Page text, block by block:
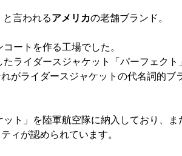
と言われるアメリカの老舗ブランド。
ートを作る工場でした。
ライダースジャケット「パーフェク
がライダースジャケットの代名詞的ブ
ト」を陸軍航空隊に納入しており、ま
ィが認められています。